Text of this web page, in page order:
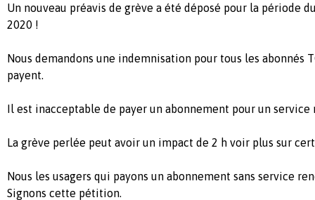
Un nouveau préavis de grève a été déposé pour la période
2020 !
Nous demandons une indemnisation pour tous les abonnés
payent.
Il est inacceptable de payer un abonnement pour un service
La grève perlée peut avoir un impact de 2 h voir plus sur
Nous les usagers qui payons un abonnement sans service
Signons cette pétition.